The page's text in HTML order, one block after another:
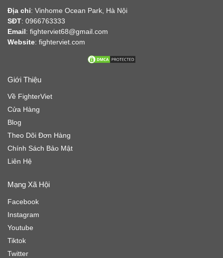
Địa chỉ: Vinhome Ocean Park, Hà Nội
SĐT: 0966763333
Email: fighterviet68@gmail.com
Website: fighterviet.com
Giới Thiệu
Về FighterViet
Cửa Hàng
Blog
Theo Dõi Đơn Hàng
Chính Sách Bảo Mật
Liên Hệ
Mạng Xã Hội
Facebook
Instagram
Youtube
Tiktok
Twitter